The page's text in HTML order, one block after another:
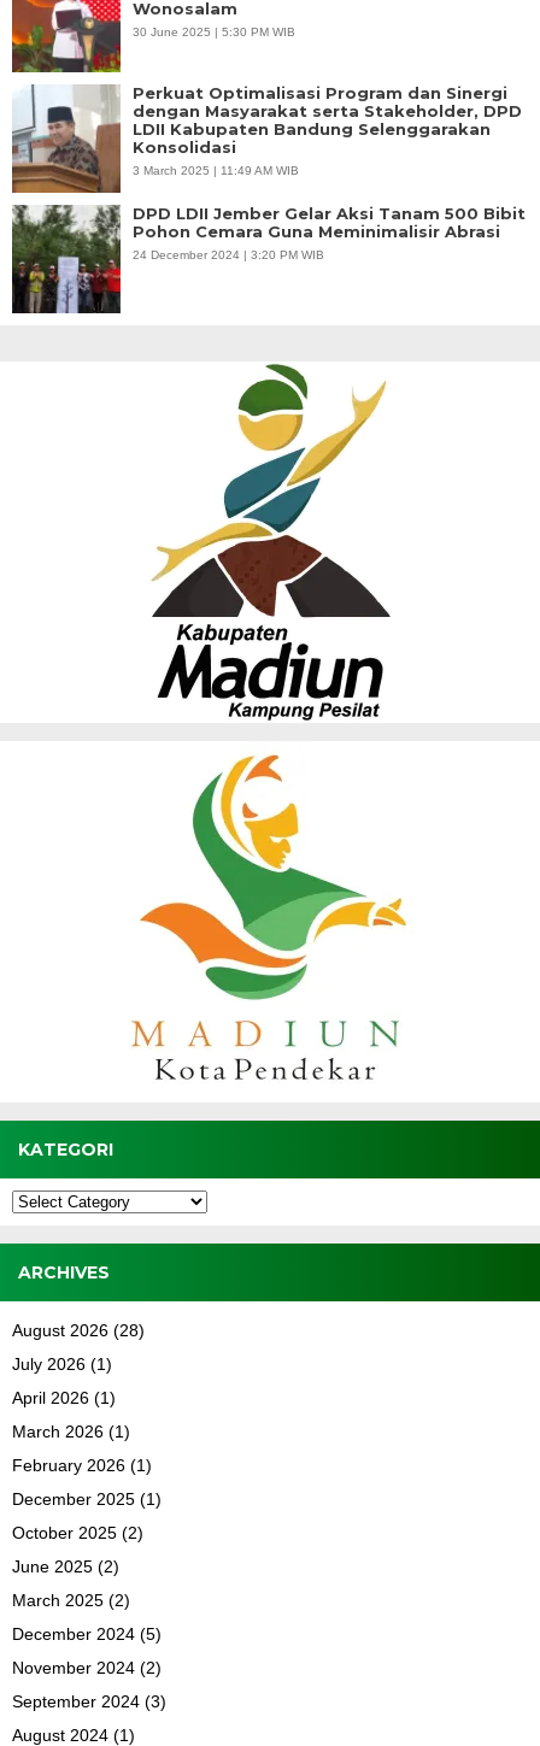
Wonosalam
30 June 2025 | 5:30 PM WIB
Perkuat Optimalisasi Program dan Sinergi
dengan Masyarakat serta Stakeholder, DPD
LDII Kabupaten Bandung Selenggarakan
Konsolidasi
3 March 2025 | 11:49 AM WIB
DPD LDII Jember Gelar Aksi Tanam 500 Bibit
Pohon Cemara Guna Meminimalisir Abrasi
24 December 2024 | 3:20 PM WIB
KATEGORI
Kategori
ARCHIVES
August 2026 (28)
July 2026 (1)
April 2026 (1)
March 2026 (1)
February 2026 (1)
December 2025 (1)
October 2025 (2)
June 2025 (2)
March 2025 (2)
December 2024 (5)
November 2024 (2)
September 2024 (3)
August 2024 (1)